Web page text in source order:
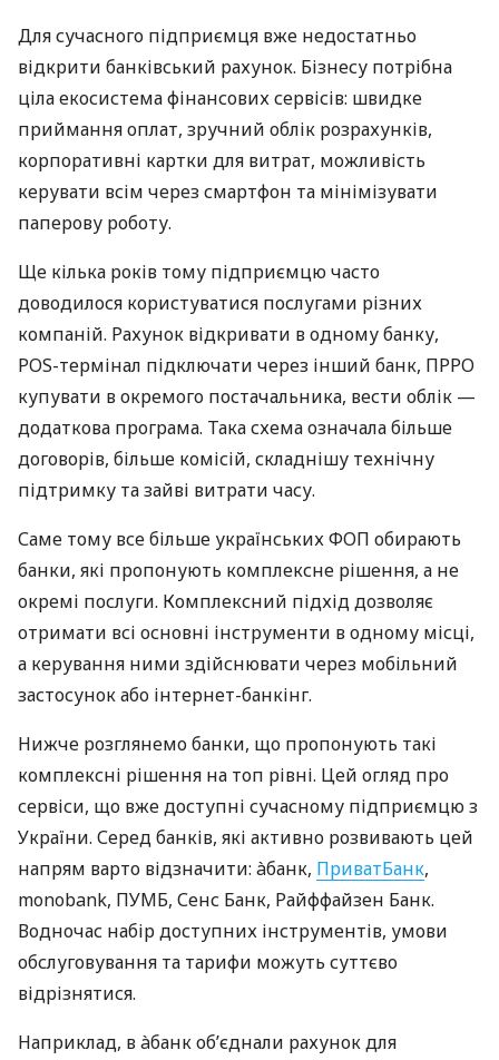
Для сучасного підприємця вже недостатньо
відкрити банківський рахунок. Бізнесу потрібна
ціла екосистема фінансових сервісів: швидке
приймання оплат, зручний облік розрахунків,
корпоративні картки для витрат, можливість
керувати всім через смартфон та мінімізувати
паперову роботу.
Ще кілька років тому підприємцю часто
доводилося користуватися послугами різних
компаній. Рахунок відкривати в одному банку,
POS-термінал підключати через інший банк, ПРРО
купувати в окремого постачальника, вести облік —
додаткова програма. Така схема означала більше
договорів, більше комісій, складнішу технічну
підтримку та зайві витрати часу.
Саме тому все більше українських ФОП обирають
банки, які пропонують комплексне рішення, а не
окремі послуги. Комплексний підхід дозволяє
отримати всі основні інструменти в одному місці,
а керування ними здійснювати через мобільний
застосунок або інтернет-банкінг.
Нижче розглянемо банки, що пропонують такі
комплексні рішення на топ рівні. Цей огляд про
сервіси, що вже доступні сучасному підприємцю з
України. Серед банків, які активно розвивають цей
напрям варто відзначити: àбанк, ПриватБанк,
monobank, ПУМБ, Сенс Банк, Райффайзен Банк.
Водночас набір доступних інструментів, умови
обслуговування та тарифи можуть суттєво
відрізнятися.
Наприклад, в àбанк об’єднали рахунок для